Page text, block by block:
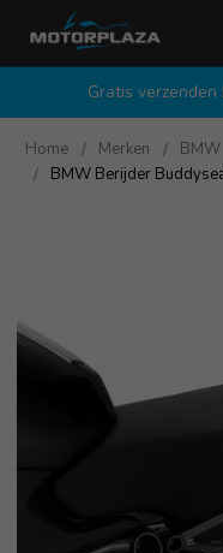
Gratis
Home Merken
BMW
BMW Berijder